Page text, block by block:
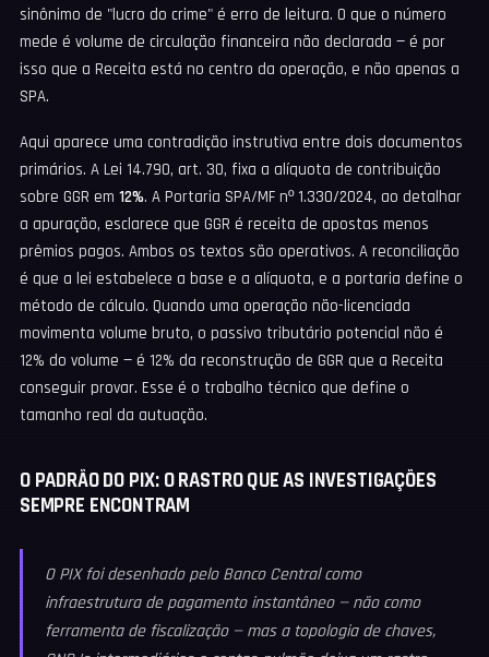
sinônimo de "lucro do crime" é erro de leitura. O que o número
mede é volume de circulação financeira não declarada — é por
isso que a Receita está no centro da operação, e não apenas a
SPA.
Aqui aparece uma contradição instrutiva entre dois documentos
primários. A Lei 14.790, art. 30, fixa a alíquota de contribuição
sobre GGR em 12%. A Portaria SPA/MF nº 1.330/2024, ao detalhar
a apuração, esclarece que GGR é receita de apostas menos
prêmios pagos. Ambos os textos são operativos. A reconciliação
é que a lei estabelece a base e a alíquota, e a portaria define o
método de cálculo. Quando uma operação não-licenciada
movimenta volume bruto, o passivo tributário potencial não é
12% do volume — é 12% da reconstrução de GGR que a Receita
conseguir provar. Esse é o trabalho técnico que define o
tamanho real da autuação.
O PADRÃO DO PIX: O RASTRO QUE AS INVESTIGAÇÕES
SEMPRE ENCONTRAM
O PIX foi desenhado pelo Banco Central como
infraestrutura de pagamento instantâneo — não como
ferramenta de fiscalização — mas a topologia de chaves,